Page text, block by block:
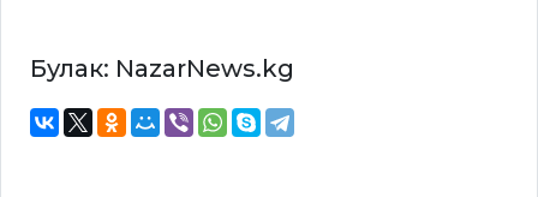
Булак: NazarNews.kg